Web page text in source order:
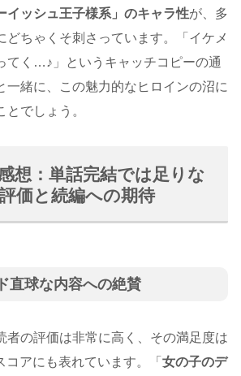
イッシュ王子様系」のキャラ性が、多
どちゃくそ刺さっています。「イケメ
てく…♪」というキャッチコピーの通
一緒に、この魅力的なヒロインの沼に
でしょう。
想：単話完結では足りな
価と続編への期待
直球な内容への絶賛
者の評価は非常に高く、その満足度は
コアにも表れています。「 女の子のデ